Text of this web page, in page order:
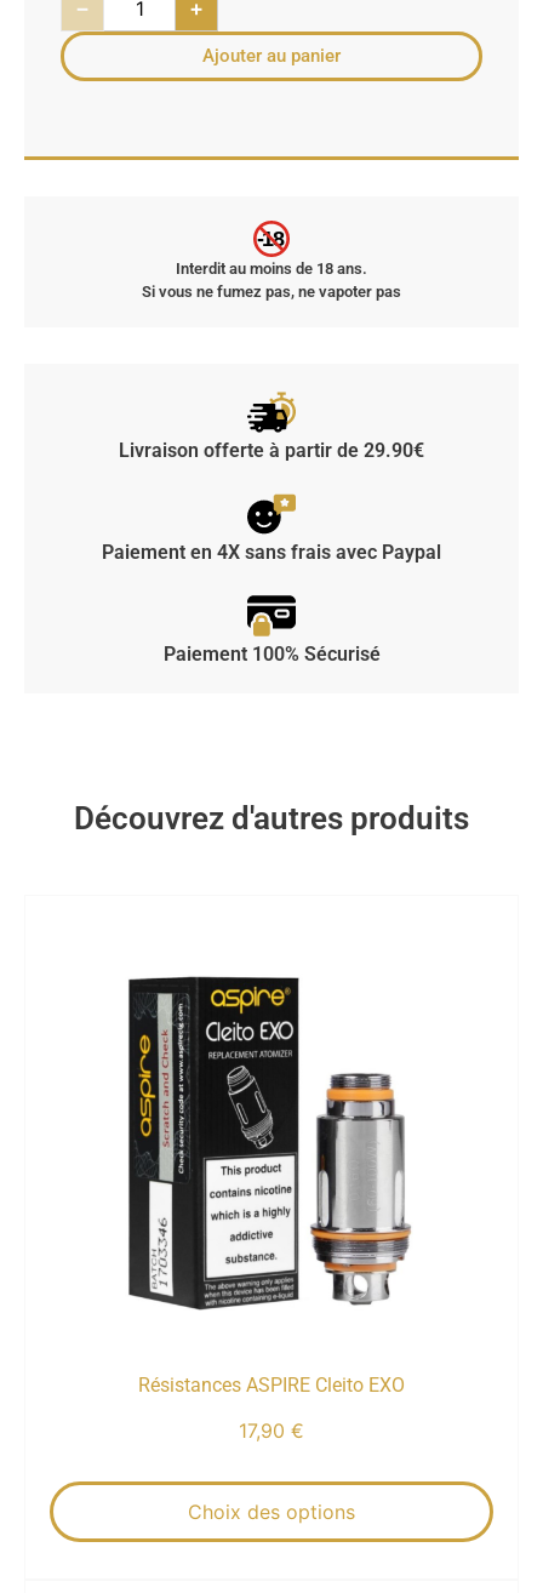
− +
Ajouter au panier
-18
Interdit au moins de 18 ans.
Si vous ne fumez pas, ne vapoter pas
Livraison offerte à partir de 29.90€
Paiement en 4X sans frais avec Paypal
Paiement 100% Sécurisé
Découvrez d'autres produits
Résistances ASPIRE Cleito EXO
17,90 €
Choix des options